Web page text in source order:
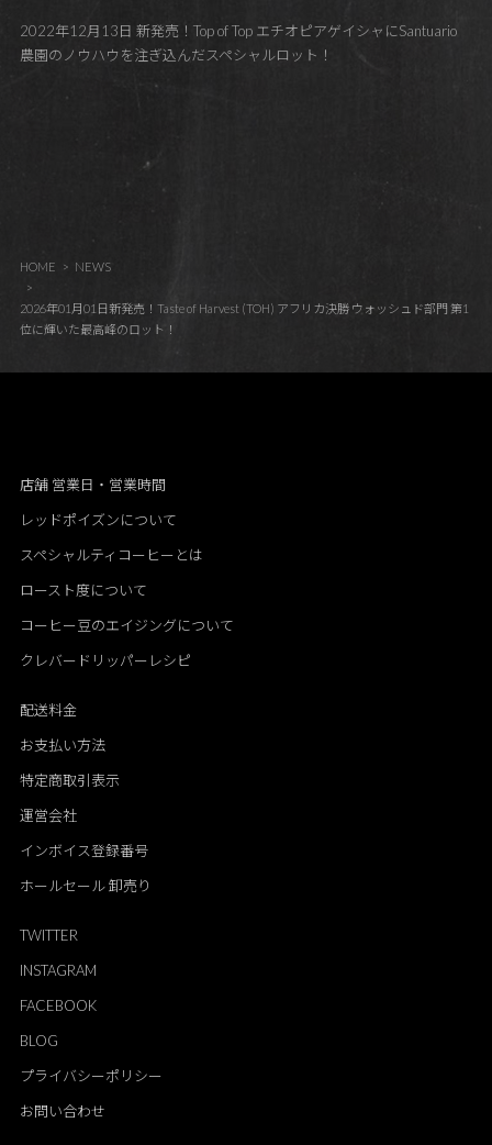
2022年12月13日 新発売！Top of Top エチオピアゲイシャにSantuario
農園のノウハウを注ぎ込んだスペシャルロット！
HOME NEWS
2026年01月01日新発売！Taste of Harvest (TOH) アフリカ決勝 ウォッシュド部門 第1
位に輝いた最高峰のロット！
店舗 営業日・営業時間
レッドポイズンについて
スペシャルティコーヒーとは
ロースト度について
コーヒー豆のエイジングについて
クレバードリッパーレシピ
配送料金
お支払い方法
特定商取引表示
運営会社
インボイス登録番号
ホールセール 卸売り
TWITTER
INSTAGRAM
FACEBOOK
BLOG
プライバシーポリシー
お問い合わせ